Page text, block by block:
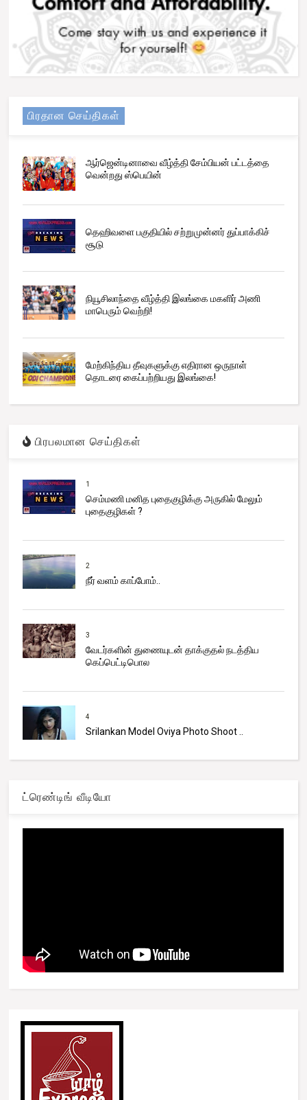
பிரதான செய்திகள்
ஆர்ஜென்டினாவை வீழ்த்தி சேம்பியன் பட்டத்தை
வென்றது ஸ்பெயின்
தெஹிவளை பகுதியில் சற்றுமுன்னர் துப்பாக்கிச்
சூடு
நியூசிலாந்தை வீழ்த்தி இலங்கை மகளிர் அணி
மாபெரும் வெற்றி!
மேற்கிந்திய தீவுகளுக்கு எதிரான ஒருநாள்
தொடரை கைப்பற்றியது இலங்கை!
பிரபலமான செய்திகள்
1
செம்மணி மனித புதைகுழிக்கு அருகில் மேலும்
புதைகுழிகள் ?
2
நீர் வளம் காப்போம்..
3
வேடர்களின் துணையுடன் தாக்குதல் நடத்திய
கெப்பெட்டிபொல
4
Srilankan Model Oviya Photo Shoot ..
ட்ரெண்டிங் வீடியோ